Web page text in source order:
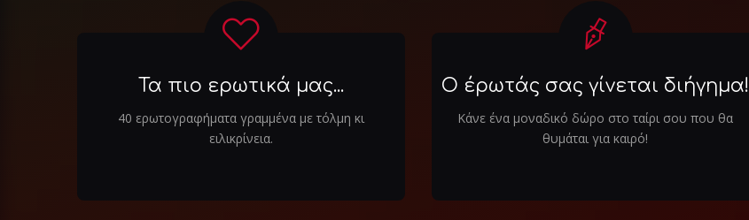
Τα πιο ερωτικά μας...
40 ερωτογραφήματα γραμμένα με τόλμη κι
ειλικρίνεια.
Ο έρωτάς σας γίνεται διήγημα!
Κάνε ένα μοναδικό δώρο στο ταίρι σου που θα
θυμάται για καιρό!